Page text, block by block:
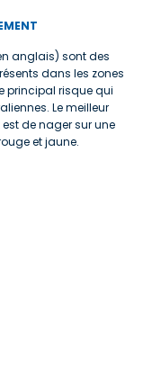
anglais) sont des
dans les zones
principal risque qui
Le meilleur
de nager sur une
et jaune.